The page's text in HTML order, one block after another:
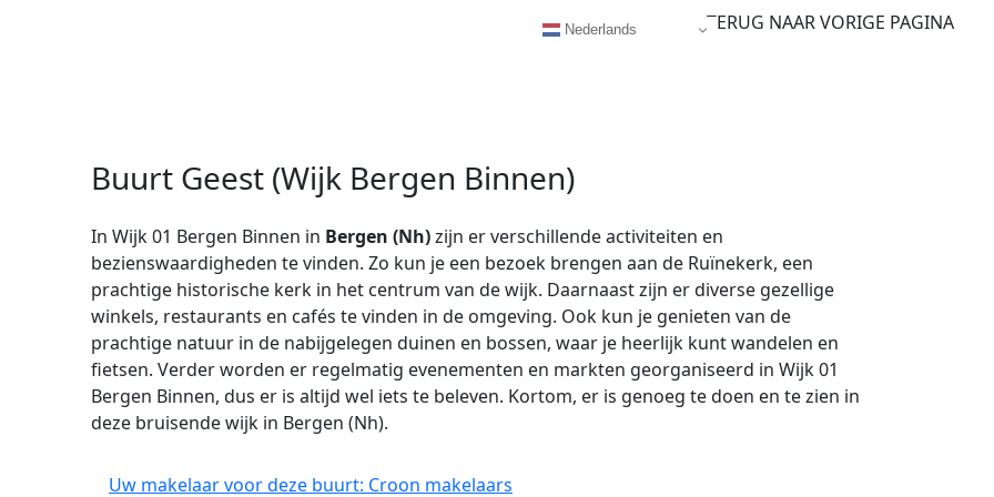
TERUG NAAR VORIGE PAGINA
Buurt Geest (Wijk Bergen Binnen)
In Wijk 01 Bergen Binnen in Bergen (Nh)zijn er verschillende activiteiten en
bezienswaardigheden te vinden. Zo kun je een bezoek brengen aan de Ruïnekerk, een
prachtige historische kerk in het centrum van de wijk. Daarnaast zijn er diverse gezellige
winkels, restaurants en cafés te vinden in de omgeving. Ook kun je genieten van de
prachtige natuur in de nabijgelegen duinen en bossen, waar je heerlijk kunt wandelen en
fietsen. Verder worden er regelmatig evenementen en markten georganiseerd in Wijk 01
Bergen Binnen, dus er is altijd wel iets te beleven. Kortom, er is genoeg te doen en te zien in
deze bruisende wijk in Bergen (Nh).
Uw makelaar voor deze buurt: Croon makelaars
Nederlands